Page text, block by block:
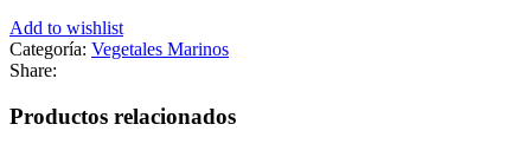
Add to wishlist
Categoría: Vegetales Marinos
Share:
Productos relacionados